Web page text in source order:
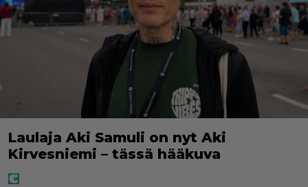
Laulaja Aki Samuli on nyt Aki
Kirvesniemi – tässä hääkuva